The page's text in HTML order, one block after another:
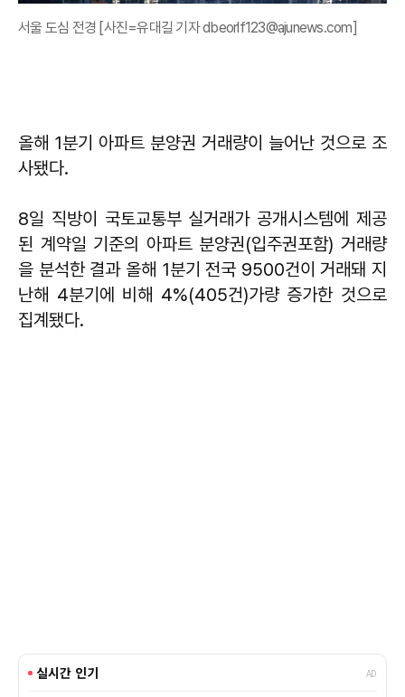
서울 도심 전경 [사진=유대길 기자 dbeorlf123@ajunews.com]
올해 1분기 아파트 분양권 거래량이 늘어난 것으로 조
사됐다.
8일 직방이 국토교통부 실거래가 공개시스템에 제공
된 계약일 기준의 아파트 분양권(입주권포함) 거래량
을 분석한 결과 올해 1분기 전국 9500건이 거래돼 지
난해 4분기에 비해 4%(405건)가량 증가한 것으로
집계됐다.